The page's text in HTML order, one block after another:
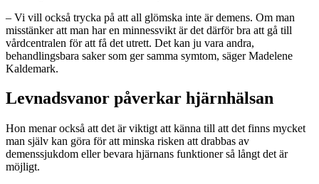
– Vi vill också trycka på att all glömska inte är demens. Om man
misstänker att man har en minnessvikt är det därför bra att gå till
vårdcentralen för att få det utrett. Det kan ju vara andra,
behandlingsbara saker som ger samma symtom, säger Madelene
Kaldemark.
Levnadsvanor påverkar hjärnhälsan
Hon menar också att det är viktigt att känna till att det finns mycket
man själv kan göra för att minska risken att drabbas av
demenssjukdom eller bevara hjärnans funktioner så långt det är
möjligt.